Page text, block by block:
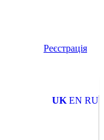
Реєстрація
UK EN RU